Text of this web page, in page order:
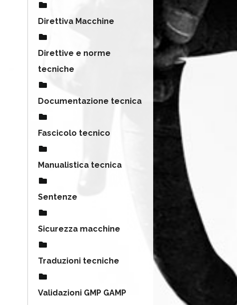
Direttiva Macchine
Direttive e norme
tecniche
Documentazione tecnica
Fascicolo tecnico
Manualistica tecnica
Sentenze
Sicurezza macchine
Traduzioni tecniche
Validazioni GMP GAMP